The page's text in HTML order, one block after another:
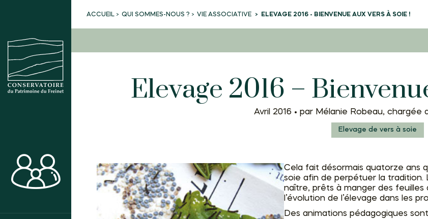
ACTIVITÉS
ACCUEIL QUI SOMMES-NOUS ? VIE ASSOCIATIVE ELEVAGE 2016 - BIENVENUE AUX VERS À SOIE !
Elevage 2016 –
Avril 2016 • par Mélanie Robeau, chargée
Elevage de vers à soie
Cela fait désormais quatorze ans
soie afin de perpétuer la tradition.
naître, prêts à manger des feuilles
l’évolution de l’élevage dans les
Des animations pédagogiques